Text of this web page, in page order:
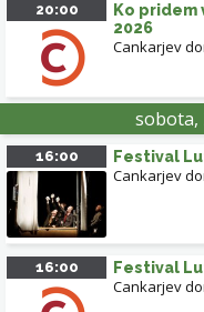
20:00
Ko pridem
2026
Cankarjev
sobota,
16:00 Festival
Cankarjev
16:00 Festival
Cankarjev